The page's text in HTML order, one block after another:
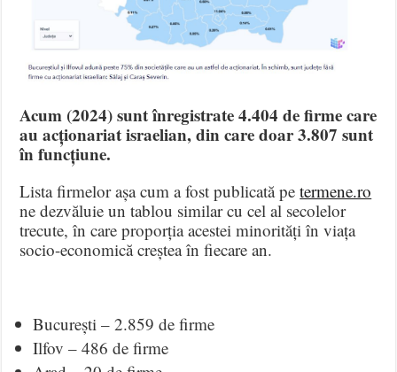
Acum (2024) sunt înregistrate 4.404 de firme care
au acționariat israelian, din care doar 3.807 sunt
în funcțiune.
Lista firmelor așa cum a fost publicată petermene.ro
ne dezvăluie un tablou similar cu cel al secolelor
trecute, în care proporția acestei minorități în viața
socio-economică creștea în fiecare an.
București – 2.859 de firme
Ilfov – 486 de firme